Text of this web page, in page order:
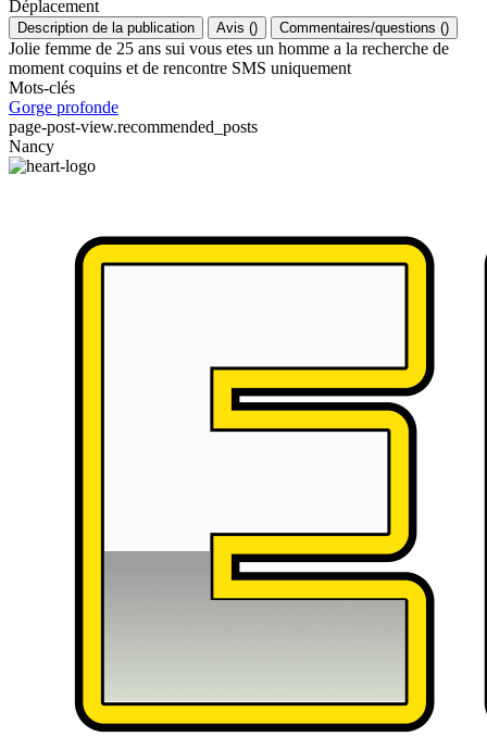
Déplacement
Description de la publication Avis () Commentaires/questions ()
Jolie femme de 25 ans sui vous etes un homme a la recherche de
moment coquins et de rencontre SMS uniquement
Mots-clés
Gorge profonde
page-post-view.recommended_posts
Nancy